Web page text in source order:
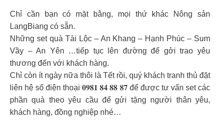
Chỉ cần bạn có mặt bằng, mọi thứ khác Nông sản
LangBiang có sẵn.
Những set quà Tài Lộc – An Khang – Hạnh Phúc – Sum
Vầy – An Yên …tiếp tục lên đường để gởi trao yêu
thương đến với khách hàng.
Chỉ còn ít ngày nữa thôi là Tết rồi, quý khách tranh thủ đặt
liên hệ số điện thoại 𝟎𝟗𝟖𝟏 𝟖𝟒 𝟖𝟖 𝟖𝟕 để được tư vấn set các
phần quà theo yêu cầu để gửi tặng người thân yêu,
khách hàng, đồng nghiệp nhé…